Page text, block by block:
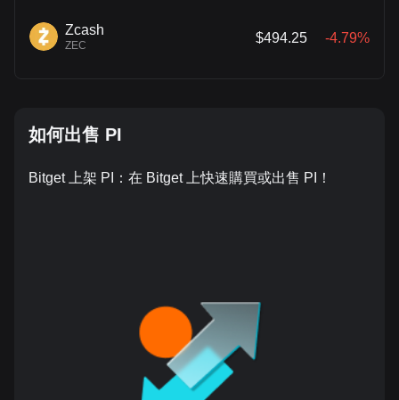
Zcash
ZEC
$494.25 -4.79%
如何出售 PI
Bitget 上架 PI：在 Bitget 上快速購買或出售 PI！